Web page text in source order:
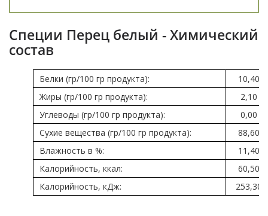
Специи Перец белый - Химический
состав
Белки (гр/100 гр продукта):
10,40
Жиры (гр/100 гр продукта):
2,10
Углеводы (гр/100 гр продукта):
0,00
Сухие вещества (гр/100 гр продукта):
88,60
Влажность в %:
11,40
Калорийность, ккал:
60,50
Калорийность, кДж:
253,30